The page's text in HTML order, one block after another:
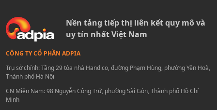
Nền tảng tiếp thị liên kết quy mô và
uy tín nhất Việt Nam
CÔNG TY CỔ PHẦN ADPIA
Trụ sở chính: Tầng 29 tòa nhà Handico, đường Phạm Hùng, phường Yên Hoà,
Thành phố Hà Nội
CN Miền Nam: 98 Nguyễn Công Trứ, phường Sài Gòn, Thành phố Hồ Chí
Minh